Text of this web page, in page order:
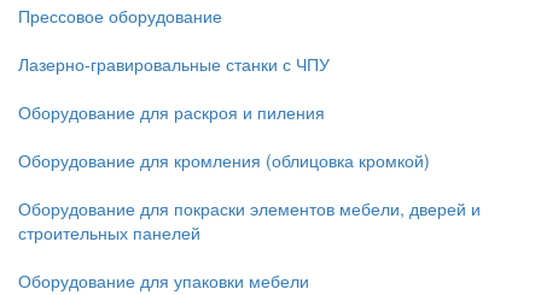
Прессовое оборудование
Лазерно-гравировальные станки с ЧПУ
Оборудование для раскроя и пиления
Оборудование для кромления (облицовка кромкой)
Оборудование для покраски элементов мебели, дверей и
строительных панелей
Оборудование для упаковки мебели